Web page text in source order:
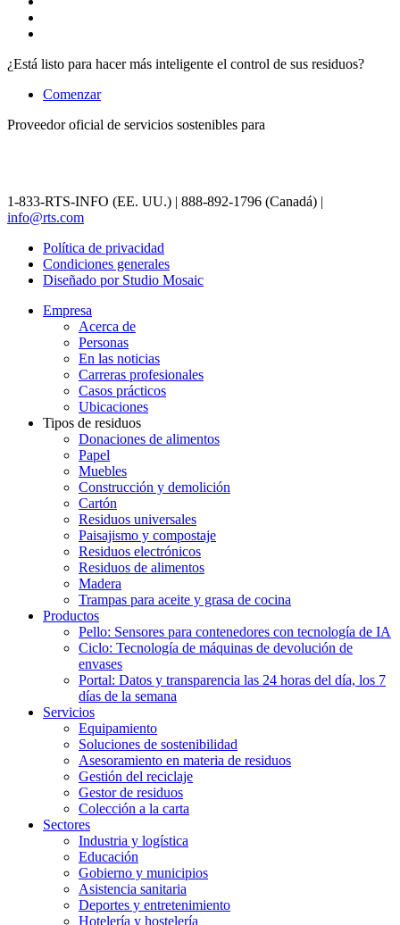
¿Está listo para hacer más inteligente el control de sus residuos?
Comenzar
Proveedor oficial de servicios sostenibles para
1-833-RTS-INFO (EE. UU.) | 888-892-1796 (Canadá) |
info@rts.com
Política de privacidad
Condiciones generales
Diseñado por Studio Mosaic
Empresa
Acerca de
Personas
En las noticias
Carreras profesionales
Casos prácticos
Ubicaciones
Tipos de residuos
Donaciones de alimentos
Papel
Muebles
Construcción y demolición
Cartón
Residuos universales
Paisajismo y compostaje
Residuos electrónicos
Residuos de alimentos
Madera
Trampas para aceite y grasa de cocina
Productos
Pello: Sensores para contenedores con tecnología de IA
Ciclo: Tecnología de máquinas de devolución de
envases
Portal: Datos y transparencia las 24 horas del día, los 7
días de la semana
Servicios
Equipamiento
Soluciones de sostenibilidad
Asesoramiento en materia de residuos
Gestión del reciclaje
Gestor de residuos
Colección a la carta
Sectores
Industria y logística
Educación
Gobierno y municipios
Asistencia sanitaria
Deportes y entretenimiento
Hotelería y hostelería